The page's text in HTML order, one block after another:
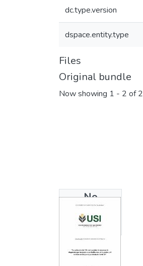
dc.type.version
dspace.entity.type
Files
Original bundle
Now showing 1 - 2 of 2
No
Thumbnail
Available